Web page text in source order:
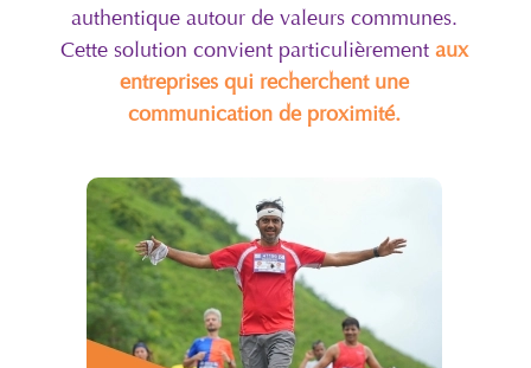
authentique autour de valeurs communes.
Cette solution convient particulièrement aux
entreprises qui recherchent une
communication de proximité.